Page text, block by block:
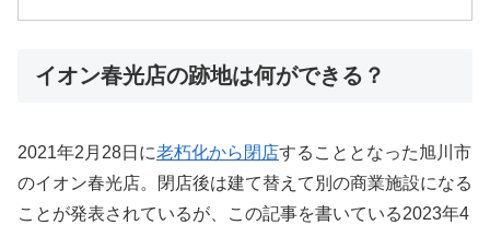
イオン春光店の跡地は何ができる？
2021年2月28日に老朽化から閉店することとなった旭川市
のイオン春光店。閉店後は建て替えて別の商業施設になる
ことが発表されているが、この記事を書いている2023年4